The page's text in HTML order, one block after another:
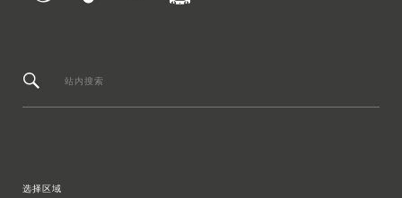
站内搜索
选择区域